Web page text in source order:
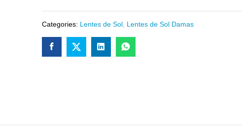
Categories: Lentes de Sol, Lentes de Sol Damas